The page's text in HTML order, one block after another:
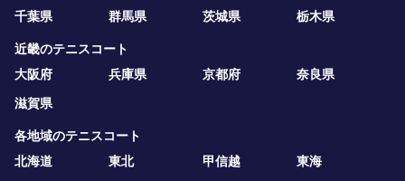
千葉県
群馬県 茨城県 栃木県
近畿のテニスコート
大阪府
兵庫県 京都府
奈良県
滋賀県
各地域のテニスコート
北海道
東北 甲信越
東海